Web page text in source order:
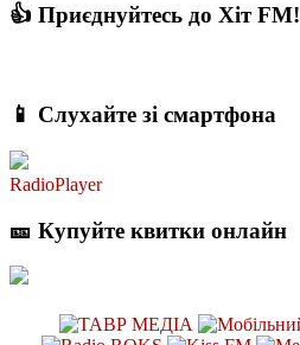
👍 Приєднуйтесь до Хіт FM!
📱 Слухайте зі смартфона
RadioPlayer
🎫 Купуйте квитки онлайн